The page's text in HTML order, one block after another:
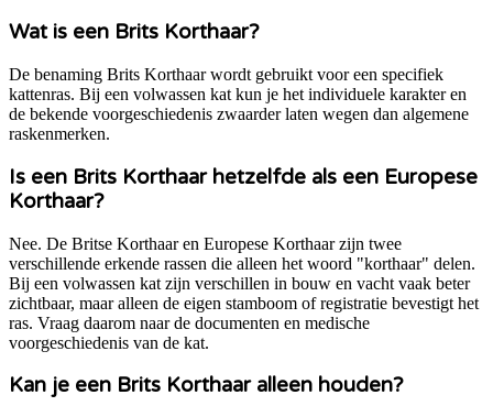
Wat is een Brits Korthaar?
De benaming Brits Korthaar wordt gebruikt voor een specifiek
kattenras. Bij een volwassen kat kun je het individuele karakter en
de bekende voorgeschiedenis zwaarder laten wegen dan algemene
raskenmerken.
Is een Brits Korthaar hetzelfde als een Europese
Korthaar?
Nee. De Britse Korthaar en Europese Korthaar zijn twee
verschillende erkende rassen die alleen het woord "korthaar" delen.
Bij een volwassen kat zijn verschillen in bouw en vacht vaak beter
zichtbaar, maar alleen de eigen stamboom of registratie bevestigt het
ras. Vraag daarom naar de documenten en medische
voorgeschiedenis van de kat.
Kan je een Brits Korthaar alleen houden?